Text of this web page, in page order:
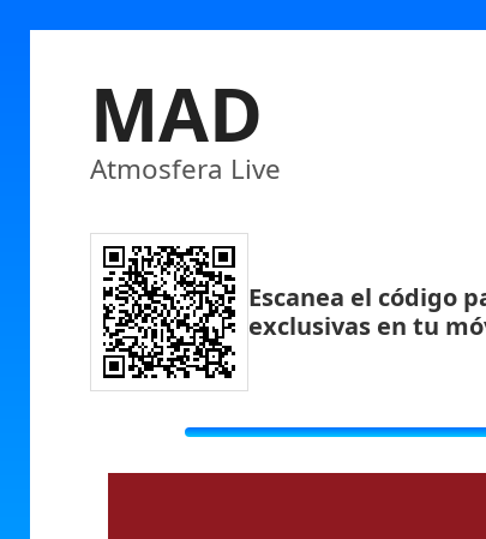
MAD
Atmosfera Live
Escanea el código
exclusivas en tu